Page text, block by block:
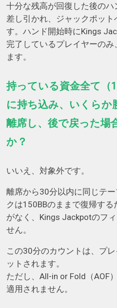
十分な残高が回復した後の
差し引かれ、ジャックポット
す。ハンド開始時にKings
完了しているプレイヤーのみ
ます。
持っている資金全て（
に持ち込み、いくらか
離席し、後で戻った場
か？
いいえ、対象外です。
離席から30分以内に同じテ
クは150BBのままで復帰す
がなく、Kings Jackpotのフ
せん。
この30分のカウントは、プ
ットされます。
ただし、All-in or Fold（AOF
適用されません。